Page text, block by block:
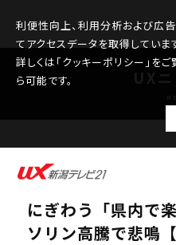
利便性向上、利用分析および広
てアクセスデータを取得しています
詳しくは「クッキーポリシー」を
ら可能です。
2026.03.20
200杯が完売！冬の
にぎわう「県内で
ソリン高騰で悲鳴【